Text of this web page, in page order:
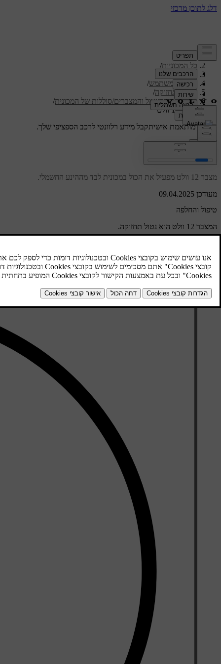
תמיכה/
כל המכוניות/
ES90 2026
/
מדריך למשתמש/
טיפול ותחזוקה/
מערכת החשמל והמצברים/סוללות של המכונית/
מצבר 12 וולט
תמיכה מותאמת אישיתקבל מידע רלוונטי לרכב הספציפי שלך.
מעודכן 09.04.2025
מצבר 12 וולט
מצבר 12 וולט מפעיל את הכול במכונית לבד מההינע החשמלי.
טיפול והחלפה
המצבר 12 וולט הוא נטול תחזוקה.